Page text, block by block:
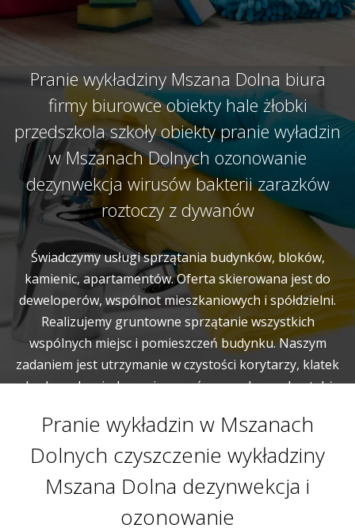
Pranie wykładziny Mszana Dolna biura
firmy biurowce obiekty hale żłobki
przedszkola szkoły obiekty pranie wyładzin
w Mszanach Dolnych ozonowanie
dezynwekcja wirusów bakterii zarazków
roztoczy z dywanów
Świadczymy usługi sprzątania budynków, bloków,
kamienic, apartamentów. Oferta skierowana jest do
deweloperów, wspólnot mieszkaniowych i spółdzielni.
Realizujemy gruntowne sprzątanie wszystkich
wspólnych miejsc i pomieszczeń budynku. Naszym
zadaniem jest utrzymanie w czystości korytarzy, klatek
schodowych, wind, pomieszczeń gospodarczych a także
Pranie wykładzin w Mszanach
Dolnych czyszczenie wykładziny
Mszana Dolna dezynwekcja i
ozonowanie